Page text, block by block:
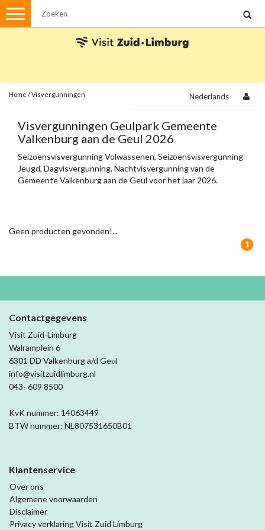
Menu
Met de auto
Visvergunningen
Plattegronden
Uit de streek
Streekpakketten
Home /Visvergunningen Nederlands
Visvergunningen Geulpark Gemeente
Valkenburg aan de Geul 2026
Seizoensvisvergunning Volwassenen, Seizoensvisvergunning
Jeugd, Dagvisvergunning, Nachtvisvergunning van de
Gemeente Valkenburg aan de Geul voor het jaar 2026.
Geen producten gevonden!...
1
Contactgegevens
Visit Zuid-Limburg
Walramplein 6
6301 DD Valkenburg a/d Geul
info@visitzuidlimburg.nl
043- 609 8500
KvK nummer: 14063449
BTW nummer: NL807531650B01
Klantenservice
Over ons
Algemene voorwaarden
Disclaimer
Privacy verklaring Visit Zuid Limburg